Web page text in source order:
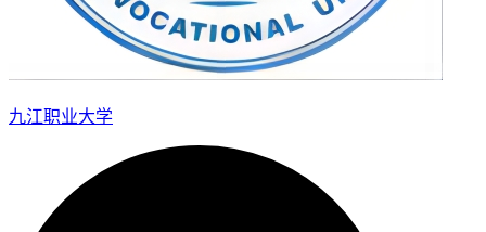
九江职业大学